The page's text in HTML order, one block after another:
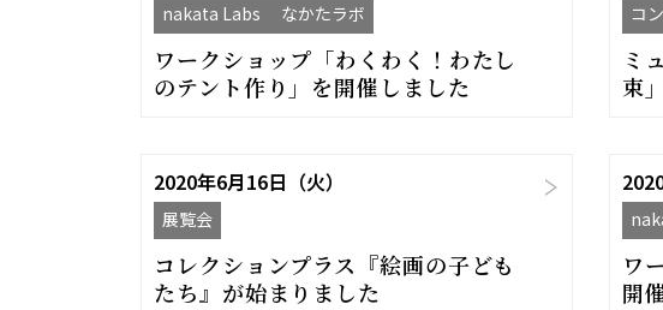
nakata Labs なかたラボ
ワークショップ「わくわく！わたし
のテント作り」を開催しました
コ
ミ
束
2020年6月16日（火）
展覧会
コレクションプラス『絵画の子ども
たち』が始まりました
ワ
開